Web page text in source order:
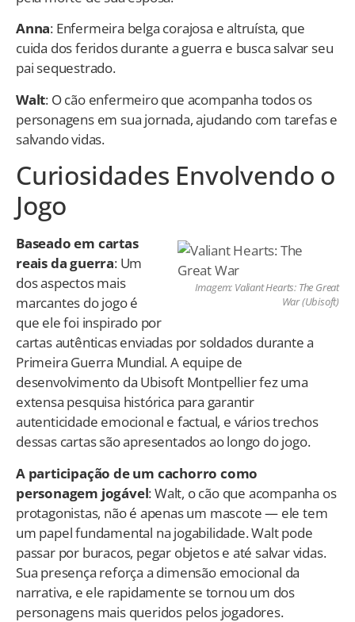
Anna: Enfermeira belga corajosa e altruísta, que
cuida dos feridos durante a guerra e busca salvar seu
pai sequestrado.
Walt: O cão enfermeiro que acompanha todos os
personagens em sua jornada, ajudando com tarefas e
salvando vidas.
Curiosidades Envolvendo o
Jogo
Imagem: Valiant Hearts: The Great
War (Ubisoft)
Baseado em cartas
reais da guerra: Um
dos aspectos mais
marcantes do jogo é
que ele foi inspirado por
cartas autênticas enviadas por soldados durante a
Primeira Guerra Mundial. A equipe de
desenvolvimento da Ubisoft Montpellier fez uma
extensa pesquisa histórica para garantir
autenticidade emocional e factual, e vários trechos
dessas cartas são apresentados ao longo do jogo.
A participação de um cachorro como
personagem jogável: Walt, o cão que acompanha os
protagonistas, não é apenas um mascote — ele tem
um papel fundamental na jogabilidade. Walt pode
passar por buracos, pegar objetos e até salvar vidas.
Sua presença reforça a dimensão emocional da
narrativa, e ele rapidamente se tornou um dos
personagens mais queridos pelos jogadores.